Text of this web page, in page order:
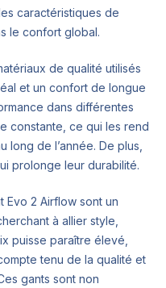
caractéristiques de
le confort global.
de qualité utilisés
et un confort de longue
dans différentes
constante, ce qui les rend
long de l’année. De plus,
prolonge leur durabilité.
Evo 2 Airflow sont un
à allier style,
puisse paraître élevé,
tenu de la qualité et
gants sont non